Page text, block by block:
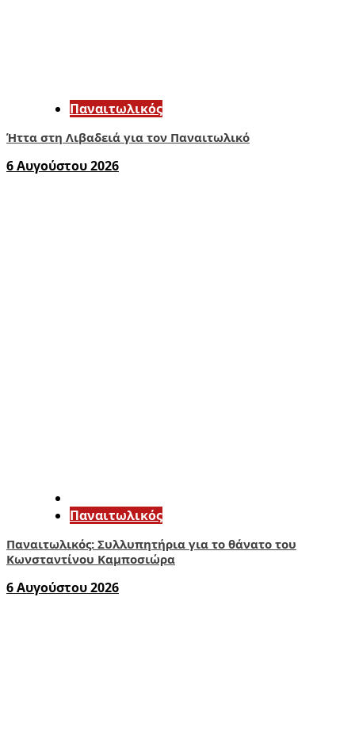
Παναιτωλικός
Ήττα στη Λιβαδειά για τον Παναιτωλικό
6 Αυγούστου 2026
Παναιτωλικός
Παναιτωλικός: Συλλυπητήρια για το θάνατο του
Κωνσταντίνου Καμποσιώρα
6 Αυγούστου 2026